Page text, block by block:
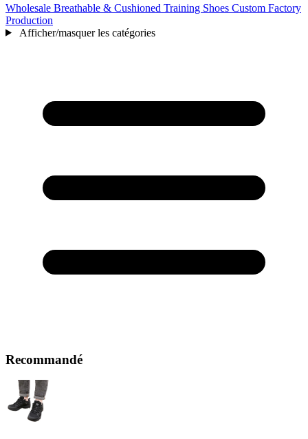
Wholesale Breathable & Cushioned Training Shoes Custom Factory
Production
Afficher/masquer les catégories
Recommandé